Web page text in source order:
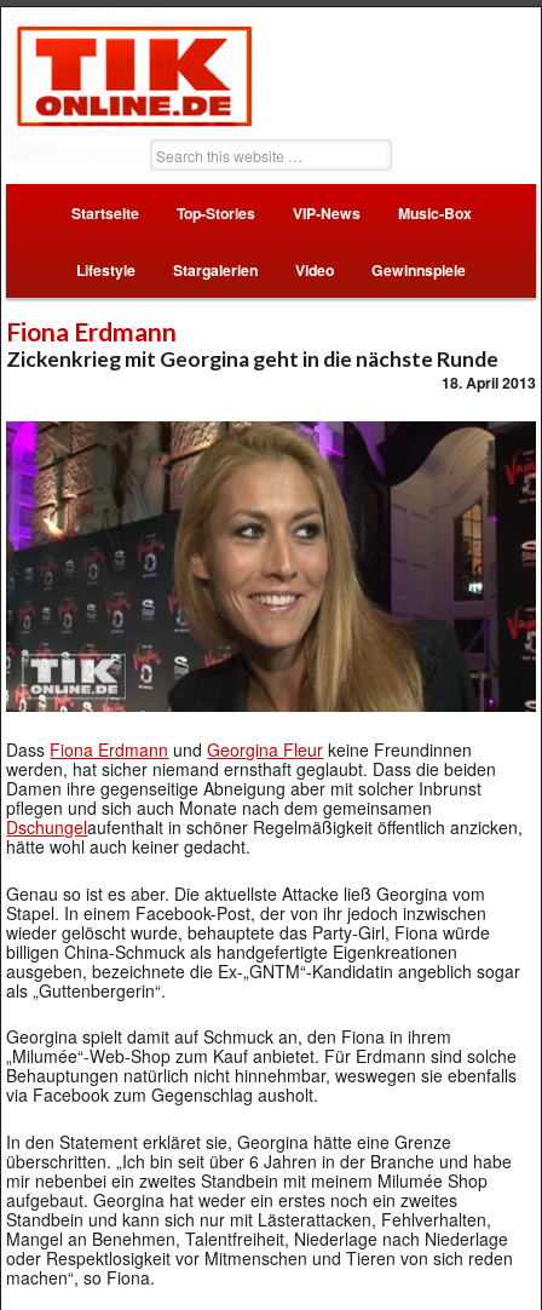
Startseite Top-Stories VIP-News Music-Box
Lifestyle Stargalerien Video Gewinnspiele
Fiona Erdmann
Zickenkrieg mit Georgina geht in die nächste Runde
18. April 2013
Dass Fiona Erdmann undGeorgina Fleur keine Freundinnen
werden, hat sicher niemand ernsthaft geglaubt. Dass die beiden
Damen ihre gegenseitige Abneigung aber mit solcher Inbrunst
pflegen und sich auch Monate nach dem gemeinsamen
Dschungelaufenthalt in schöner Regelmäßigkeit öffentlich anzicken,
hätte wohl auch keiner gedacht.
Genau so ist es aber. Die aktuellste Attacke ließ Georgina vom
Stapel. In einem Facebook-Post, der von ihr jedoch inzwischen
wieder gelöscht wurde, behauptete das Party-Girl, Fiona würde
billigen China-Schmuck als handgefertigte Eigenkreationen
ausgeben, bezeichnete die Ex-„GNTM“-Kandidatin angeblich sogar
als „Guttenbergerin“.
Georgina spielt damit auf Schmuck an, den Fiona in ihrem
„Milumée“-Web-Shop zum Kauf anbietet. Für Erdmann sind solche
Behauptungen natürlich nicht hinnehmbar, weswegen sie ebenfalls
via Facebook zum Gegenschlag ausholt.
In den Statement erkläret sie, Georgina hätte eine Grenze
überschritten. „Ich bin seit über 6 Jahren in der Branche und habe
mir nebenbei ein zweites Standbein mit meinem Milumée Shop
aufgebaut. Georgina hat weder ein erstes noch ein zweites
Standbein und kann sich nur mit Lästerattacken, Fehlverhalten,
Mangel an Benehmen, Talentfreiheit, Niederlage nach Niederlage
oder Respektlosigkeit vor Mitmenschen und Tieren von sich reden
machen“, so Fiona.